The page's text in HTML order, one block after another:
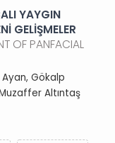
YAYGIN
GELİŞMELER
OF PANFACIAL
Gökalp
Altıntaş